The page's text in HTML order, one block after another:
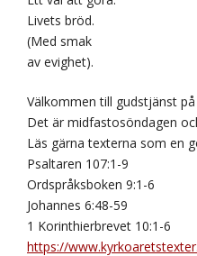
Livets bröd.
(Med smak
av evighet).
Välkommen till gudstjänst
Det är midfastosöndagen
Läs gärna texterna som en
Psaltaren 107:1-9
Ordspråksboken 9:1-6
Johannes 6:48-59
1 Korinthierbrevet 10:1-6
https://